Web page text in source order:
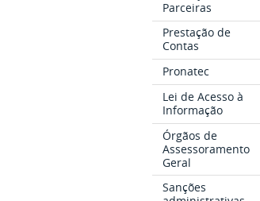
Parceiras
Prestação de
Contas
Pronatec
Lei de Acesso à
Informação
Órgãos de
Assessoramento
Geral
Sanções